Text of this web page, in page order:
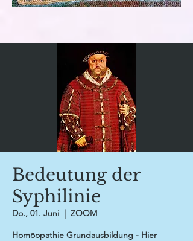
Bedeutung der
Syphilinie
Do., 01. Juni
  |
ZOOM
Homöopathie Grundausbildung - Hier